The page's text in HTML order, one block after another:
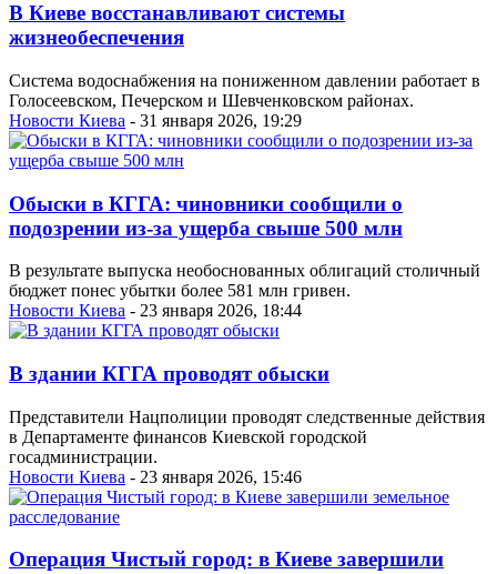
В Киеве восстанавливают системы
жизнеобеспечения
Система водоснабжения на пониженном давлении работает в
Голосеевском, Печерском и Шевченковском районах.
Новости Киева - 31 января 2026, 19:29
Обыски в КГГА: чиновники сообщили о
подозрении из-за ущерба свыше 500 млн
В результате выпуска необоснованных облигаций столичный
бюджет понес убытки более 581 млн гривен.
Новости Киева - 23 января 2026, 18:44
В здании КГГА проводят обыски
Представители Нацполиции проводят следственные действия
в Департаменте финансов Киевской городской
госадминистрации.
Новости Киева - 23 января 2026, 15:46
Операция Чистый город: в Киеве завершили